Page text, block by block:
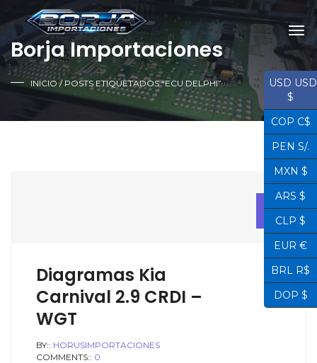
Borja Importaciones
INICIO/ POSTS ETIQUETADOS “ECU DELPHI”
Diagramas Kia
Carnival 2.9 CRDI –
WGT
BY:: HORUSIMPORTACIONES
COMMENTS:: 0
12
ABR
USD USD
$
COP C$
PEN S/.
MXN $
ARS $
CLP $
EUR €
BRL R$
DOP $